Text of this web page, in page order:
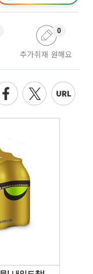
추가취재 원해요
0